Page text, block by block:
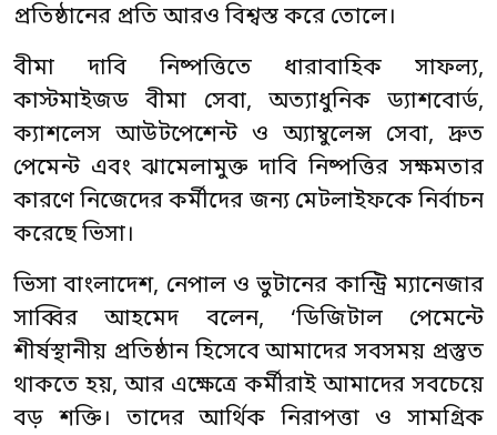
প্রতিষ্ঠানের প্রতি আরও বিশ্বস্ত করে তোলে।
বীমা দাবি নিষ্পত্তিতে ধারাবাহিক সাফল্য,
কাস্টমাইজড বীমা সেবা, অত্যাধুনিক ড্যাশবোর্ড,
ক্যাশলেস আউটপেশেন্ট ও অ্যাম্বুলেন্স সেবা, দ্রুত
পেমেন্ট এবং ঝামেলামুক্ত দাবি নিষ্পত্তির সক্ষমতার
কারণে নিজেদের কর্মীদের জন্য মেটলাইফকে নির্বাচন
করেছে ভিসা।
ভিসা বাংলাদেশ, নেপাল ও ভুটানের কান্ট্রি ম্যানেজার
সাব্বির আহমেদ বলেন, ‘ডিজিটাল পেমেন্টে
শীর্ষস্থানীয় প্রতিষ্ঠান হিসেবে আমাদের সবসময় প্রস্তুত
থাকতে হয়, আর এক্ষেত্রে কর্মীরাই আমাদের সবচেয়ে
বড় শক্তি। তাদের আর্থিক নিরাপত্তা ও সামগ্রিক